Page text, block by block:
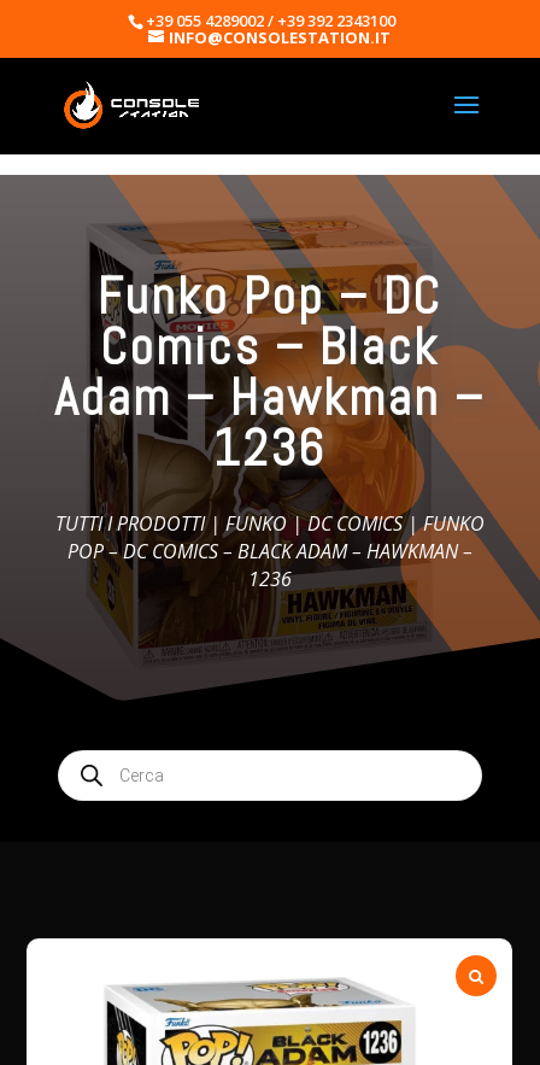
+39 055 4289002 / +39 392 2343100
INFO@CONSOLESTATION.IT
Funko Pop – DC
Comics – Black
Adam – Hawkman –
1236
TUTTI I PRODOTTI| FUNKO|DC COMICS| FUNKO
POP – DC COMICS – BLACK ADAM – HAWKMAN –
1236
Products
search